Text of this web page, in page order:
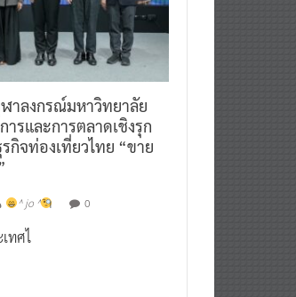
าลงกรณ์มหาวิทยาลัย
รและการตลาดเชิงรุก
กิจท่องเที่ยวไทย “ขาย
^ jo ^ 0
ทศไ